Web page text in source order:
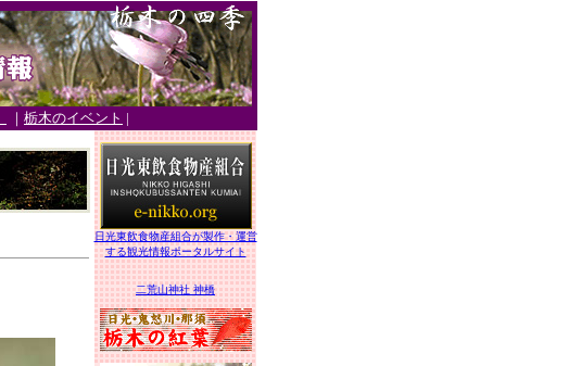
｜ 栃木のイベント |
日光東飲食物産組合が製作・運営
する観光情報ポータルサイト
二荒山神社 神橋